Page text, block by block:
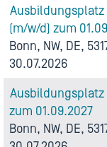
(m/w/d) zum
Bonn, NW, DE,
30.07.2026
zum 01.09.2027
Bonn, NW, DE,